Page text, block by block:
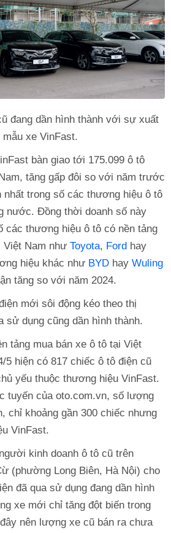
đang dần hình thành với sự xuất
xe VinFast.
bàn giao tới 175.099 ô tô
tăng gấp đôi so với năm trước
nhất trong số các thương hiệu ô tô
nước. Đồng thời doanh số này
các thương hiệu ô tô có nền tảng
Việt Nam như Toyota, Ford hay
hiệu khác như BYD hay Wuling
tăng so với năm 2024.
mới sôi động kéo theo thị
sử dụng cũng dần hình thành.
tảng mua bán xe ô tô tại Việt
5 hiện có 817 chiếc ô tô điện cũ
yếu thuộc thương hiệu VinFast.
tuyến của oto.com.vn, số lượng
chỉ khoảng gần 300 chiếc nhưng
VinFast.
kinh doanh ô tô cũ trên
(phường Long Biên, Hà Nội) cho
đã qua sử dụng đang dần hình
xe mới chỉ tăng đột biến trong
nên lượng xe cũ bán ra chưa